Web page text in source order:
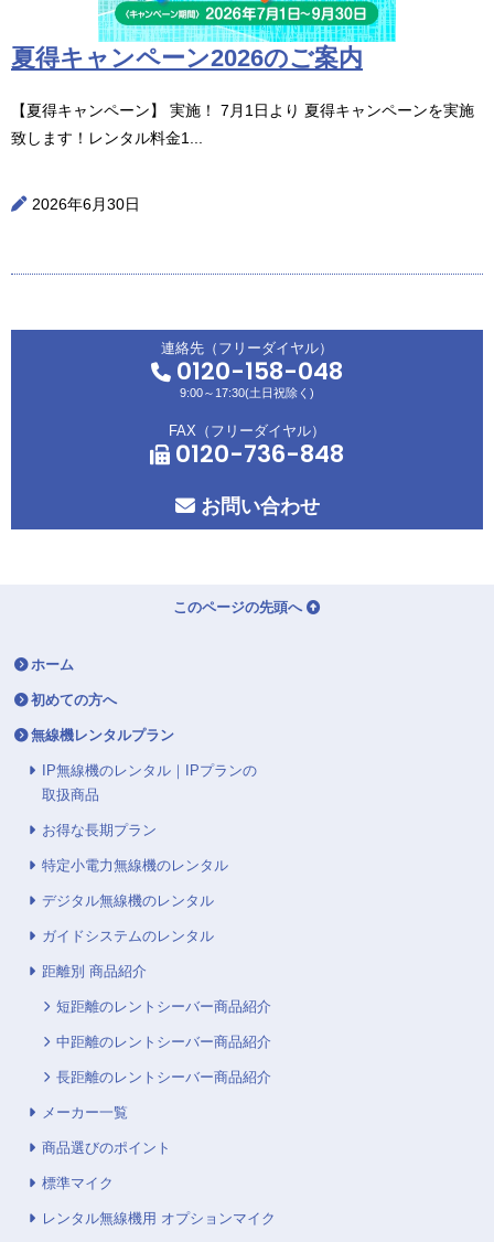
夏得キャンペーン2026のご案内
【夏得キャンペーン】 実施！ 7月1日より 夏得キャンペーンを実施
致します！レンタル料金1...
2026年6月30日
連絡先（フリーダイヤル）
0120-158-048
9:00～17:30(土日祝除く)
FAX（フリーダイヤル）
0120-736-848
お問い合わせ
このページの先頭へ
ホーム
初めての方へ
無線機レンタルプラン
IP無線機のレンタル｜IPプランの
取扱商品
お得な長期プラン
特定小電力無線機のレンタル
デジタル無線機のレンタル
ガイドシステムのレンタル
距離別 商品紹介
短距離のレントシーバー商品紹介
中距離のレントシーバー商品紹介
長距離のレントシーバー商品紹介
メーカー一覧
商品選びのポイント
標準マイク
レンタル無線機用 オプションマイク